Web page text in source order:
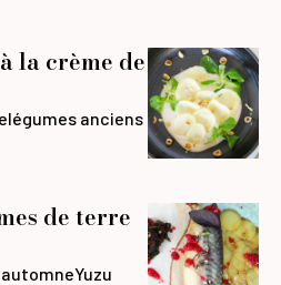
la crème de
légumes anciens
de terre
automneYuzu